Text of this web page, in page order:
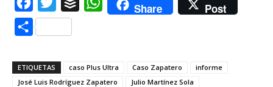
Share Post
Compartir
ETIQUETAS caso Plus Ultra Caso Zapatero
informe
José Luis Rodríguez Zapatero
Julio Martínez Sola